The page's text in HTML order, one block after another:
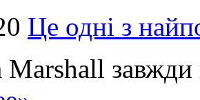
Це однi з
Marshall завжди